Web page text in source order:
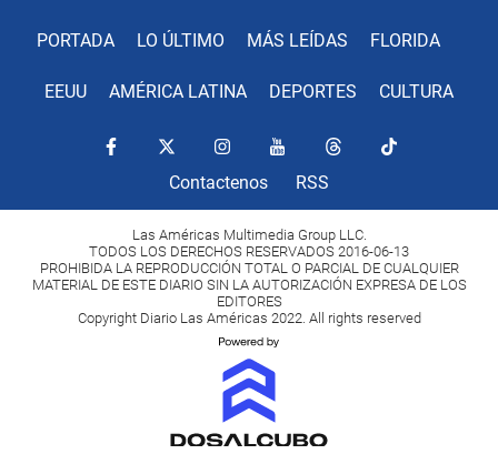
PORTADA LO ÚLTIMO MÁS LEÍDAS FLORIDA
EEUU AMÉRICA LATINA DEPORTES CULTURA
Contactenos RSS
Las Américas Multimedia Group LLC.
TODOS LOS DERECHOS RESERVADOS 2016-06-13
PROHIBIDA LA REPRODUCCIÓN TOTAL O PARCIAL DE CUALQUIER
MATERIAL DE ESTE DIARIO SIN LA AUTORIZACIÓN EXPRESA DE LOS
EDITORES
Copyright Diario Las Américas 2022. All rights reserved